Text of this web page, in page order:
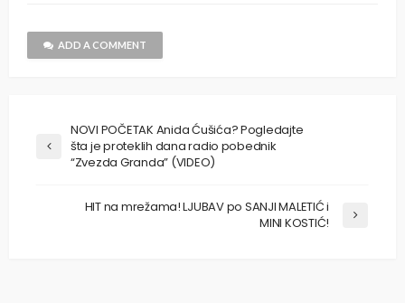
ADD A COMMENT
NOVI POČETAK Anida Ćušića? Pogledajte
šta je proteklih dana radio pobednik
“Zvezda Granda” (VIDEO)
HIT na mrežama! LJUBAV po SANJI MALETIĆ i
MINI KOSTIĆ!